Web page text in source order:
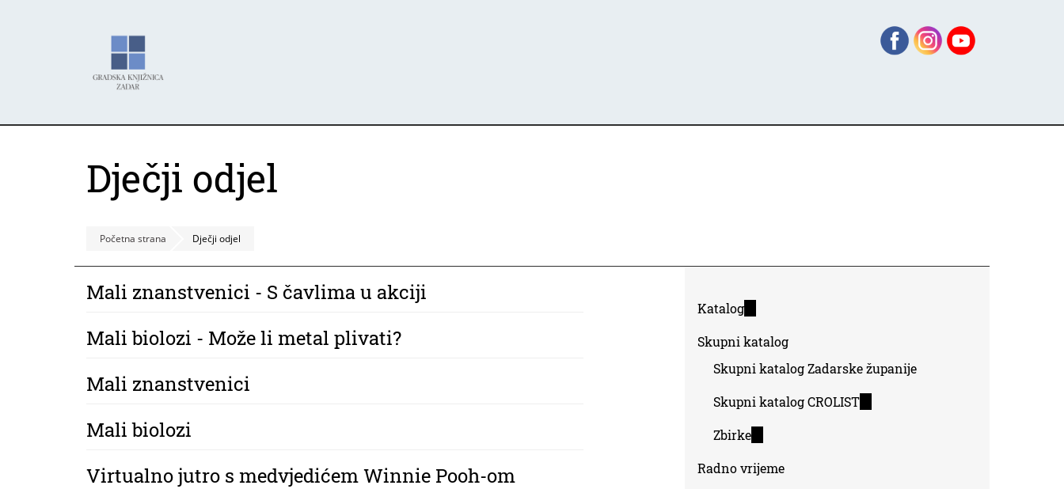
Dječji odjel
Početna strana Dječji odjel
Mali znanstvenici - S čavlima u akciji
Mali biolozi - Može li metal plivati?
Mali znanstvenici
Mali biolozi
Virtualno jutro s medvjedićem Winnie Pooh-om
Katalog(link
external)
Skupni katalog
Skupni katalog Zadarske županije
Skupni katalog CROLIST(link
Zbirke(link
external)
Radno vrijeme